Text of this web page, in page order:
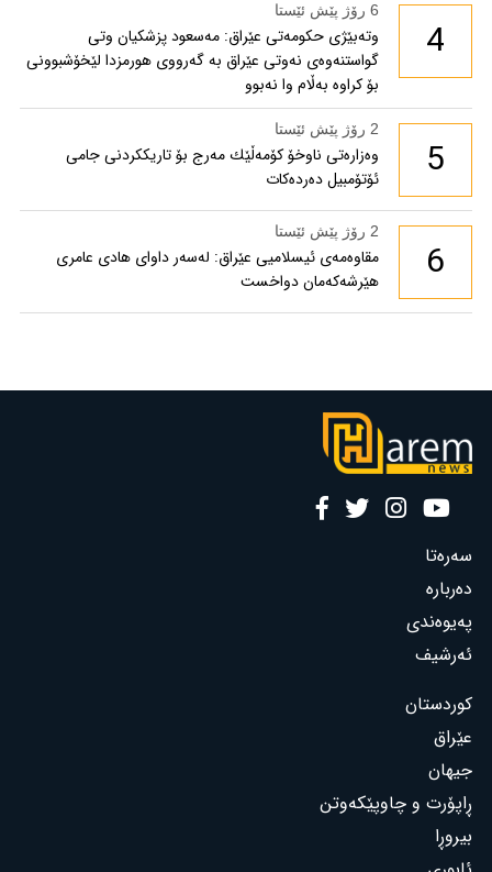
4
6 رۆژ پێش ئێستا
وتەبێژی حکومەتی عێراق: مەسعود پزشكیان وتی
گواستنەوەی نەوتی عێراق بە گەرووی هورمزدا لێخۆشبوونی
بۆ كراوە بەڵام وا نەبوو
5
2 رۆژ پێش ئێستا
وەزارەتی ناوخۆ كۆمەڵێك مەرج بۆ تاریككردنی جامی
ئۆتۆمبیل دەردەكات
6
2 رۆژ پێش ئێستا
مقاوەمەی ئیسلامیی عێراق: لەسەر داوای هادی عامری
هێرشەکەمان دواخست
سەرەتا
دەربارە
پەیوەندی
ئەرشیف
کوردستان
عێراق
جیهان
ڕاپۆرت و چاوپێکەوتن
بیروڕا